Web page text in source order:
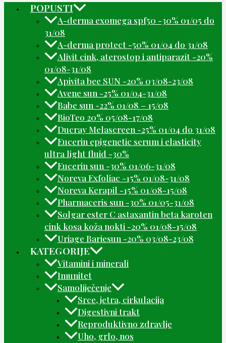
POPUSTI
A-derma exomega spf50 -30% 01/05 do
31/08
A-derma protect -50% 01/04 do 31/08
Alivit cink, aterostop i antiparazit -20%
01/08-31/08
Apivita bee SUN -20% 03/08-23/08
Avene sun -25% 01/04-31/08
Babe sun -22% 01/08 – 15/08
BioTeo 20% 05/08-17/08
Ducray Melascreen -25% 01/04 do 31/08
Eucerin epigenetic serum i elasticity
ultra light fluid -30%
Eucerin sun -30% 01/06-31/08
Noreva Exfoliac -15% 01/08-31/08
Noreva Kerapil -15% 01/08-15/08
Pharmaceris sun -30% 01/05-31/08
Solgar ester C astaxantin beta karoten
cink kosa koža nokti -20% 01/08-15/08
Uriage Bariesun -20% 03/08-23/08
KATEGORIJE
Vitamini i minerali
Imunitet
Samoliječenje
Srce, jetra, cirkulacija
Digestivni trakt
Reproduktivno zdravlje
Uho, grlo, nos